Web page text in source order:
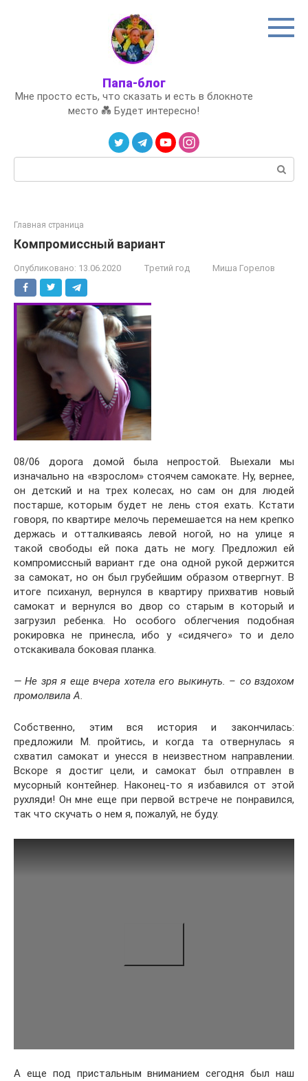
Папа-блог
Мне просто есть, что сказать и есть в блокноте
место 💑 Будет интересно!
Главная страница
Компромиссный вариант
Опубликовано: 13.06.2020 Третий год Миша Горелов
08/06 дорога домой была непростой. Выехали мы
изначально на «взрослом» стоячем самокате. Ну, вернее,
он детский и на трех колесах, но сам он для людей
постарше, которым будет не лень стоя ехать. Кстати
говоря, по квартире мелочь перемешается на нем крепко
держась и отталкиваясь левой ногой, но на улице я
такой свободы ей пока дать не могу. Предложил ей
компромиссный вариант где она одной рукой держится
за самокат, но он был грубейшим образом отвергнут. В
итоге психанул, вернулся в квартиру прихватив новый
самокат и вернулся во двор со старым в который и
загрузил ребенка. Но особого облегчения подобная
рокировка не принесла, ибо у «сидячего» то и дело
отскакивала боковая планка.
— Не зря я еще вчера хотела его выкинуть. – со вздохом
промолвила А.
Собственно, этим вся история и закончилась:
предложили М. пройтись, и когда та отвернулась я
схватил самокат и унесся в неизвестном направлении.
Вскоре я достиг цели, и самокат был отправлен в
мусорный контейнер. Наконец-то я избавился от этой
рухляди! Он мне еще при первой встрече не понравился,
так что скучать о нем я, пожалуй, не буду.
А еще под пристальным вниманием сегодня был наш